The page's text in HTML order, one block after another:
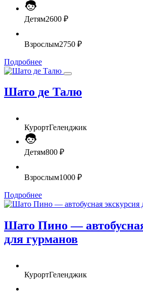
Детям2600 ₽
Взрослым2750 ₽
Подробнее
Шато де Талю
КурортГеленджик
Детям800 ₽
Взрослым1000 ₽
Подробнее
Шато Пино —
для гурманов
КурортГеленджик